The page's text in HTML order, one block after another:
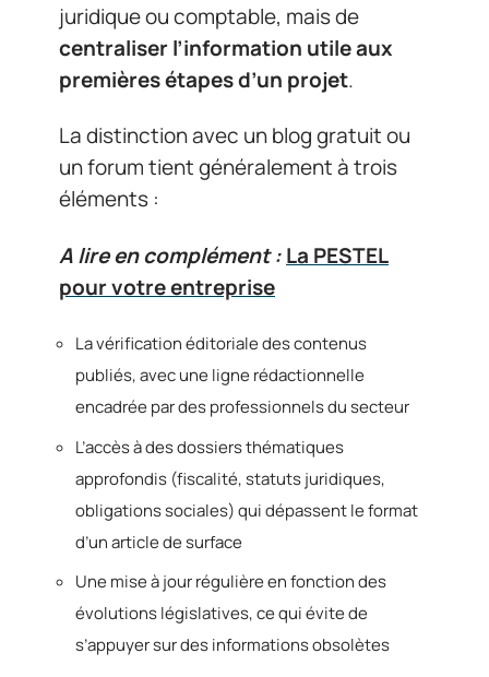
juridique ou comptable, mais de
centraliser l’information utile aux
premières étapes d’un projet.
La distinction avec un blog gratuit ou
un forum tient généralement à trois
éléments :
A lire en complément :La PESTEL
pour votre entreprise
La vérification éditoriale des contenus
publiés, avec une ligne rédactionnelle
encadrée par des professionnels du secteur
L’accès à des dossiers thématiques
approfondis (fiscalité, statuts juridiques,
obligations sociales) qui dépassent le format
d’un article de surface
Une mise à jour régulière en fonction des
évolutions législatives, ce qui évite de
s’appuyer sur des informations obsolètes